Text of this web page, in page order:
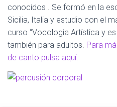
conocidos . Se formó en la
Sicilia, Italia y estudio con el
curso “Vocologia Artística y
también para adultos. Para
de canto pulsa aquí.